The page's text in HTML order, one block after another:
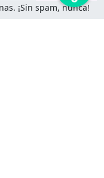
¡Sin spam, nunca!